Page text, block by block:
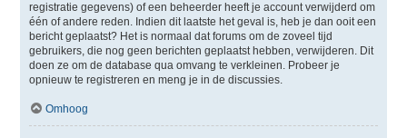
registratie gegevens) of een beheerder heeft je account verwijderd om
één of andere reden. Indien dit laatste het geval is, heb je dan ooit een
bericht geplaatst? Het is normaal dat forums om de zoveel tijd
gebruikers, die nog geen berichten geplaatst hebben, verwijderen. Dit
doen ze om de database qua omvang te verkleinen. Probeer je
opnieuw te registreren en meng je in de discussies.
Omhoog